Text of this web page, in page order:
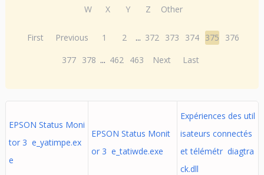
W
X Y Z Other
First Previous 1 2 ... 372 373 374 375
376
377 378 ... 462 463 Next Last
EPSON Status Moni
tor 3 e_yatimpe.ex
e
EPSON Status Monit
or 3 e_tatiwde.exe
Expériences des util
isateurs connectés
et télémétr diagtra
ck.dll